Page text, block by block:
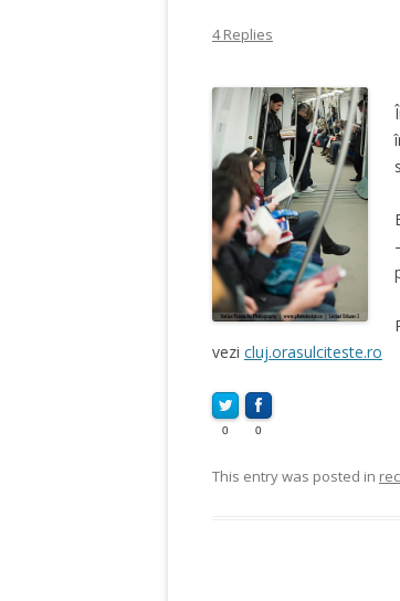
4 Replies
vezi cluj.orasulciteste.ro
0 0
This entry was posted in